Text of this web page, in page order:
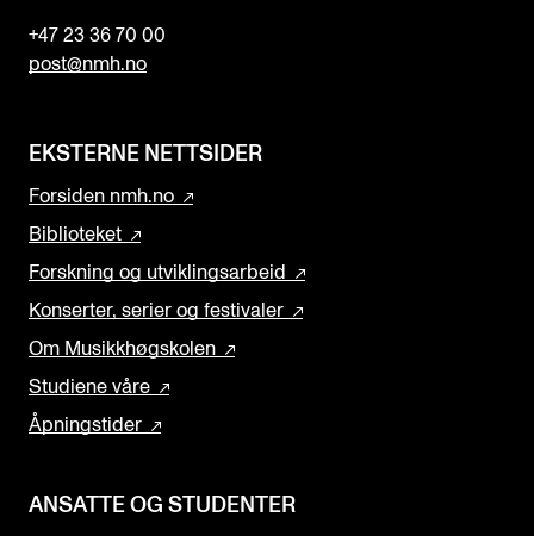
+47 23 36 70 00
post@nmh.no
EKSTERNE NETTSIDER
Forsiden nmh.no
Biblioteket
Forskning og utviklingsarbeid
Konserter, serier og festivaler
Om Musikkhøgskolen
Studiene våre
Åpningstider
ANSATTE OG STUDENTER